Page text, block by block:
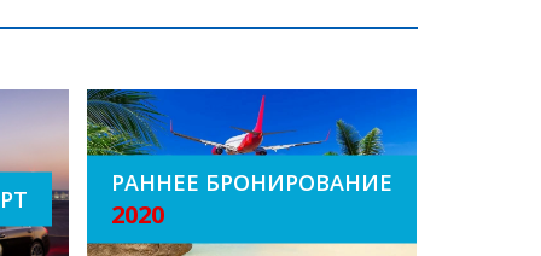
РАННЕЕ БРОНИРОВАНИЕ
2020